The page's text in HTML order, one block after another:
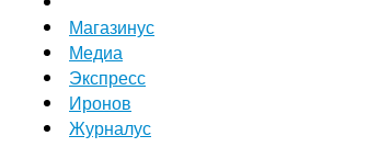
Магазинус
Медиа
Экспресс
Иронов
Журналус